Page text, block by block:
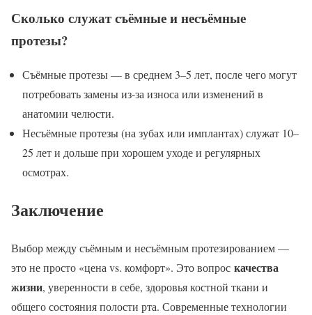
Сколько служат съёмные и несъёмные
протезы?
Съёмные протезы — в среднем 3–5 лет, после чего могут
потребовать замены из-за износа или изменений в
анатомии челюсти.
Несъёмные протезы (на зубах или имплантах) служат 10–
25 лет и дольше при хорошем уходе и регулярных
осмотрах.
Заключение
Выбор между съёмным и несъёмным протезированием —
это не просто «цена vs. комфорт». Это вопрос качества
жизни, уверенности в себе, здоровья костной ткани и
общего состояния полости рта. Современные технологии